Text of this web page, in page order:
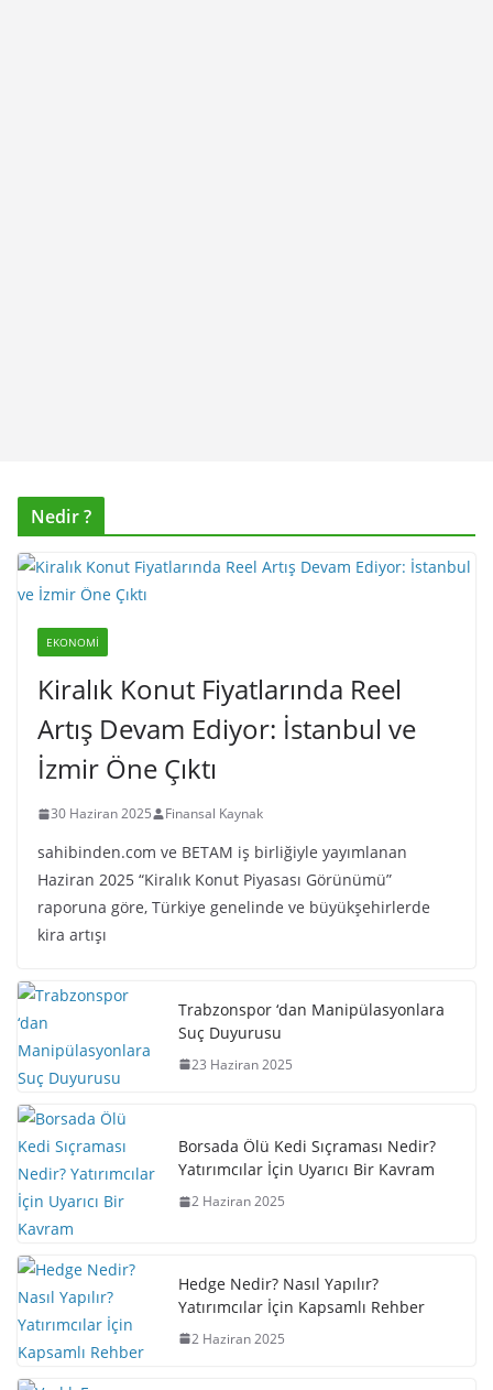
Nedir ?
EKONOMI
Kiralık Konut Fiyatlarında Reel
Artış Devam Ediyor: İstanbul ve
İzmir Öne Çıktı
30 Haziran 2025 Finansal Kaynak
sahibinden.com ve BETAM iş birliğiyle yayımlanan
Haziran 2025 “Kiralık Konut Piyasası Görünümü”
raporuna göre, Türkiye genelinde ve büyükşehirlerde
kira artışı
Trabzonspor ‘dan Manipülasyonlara
Suç Duyurusu
23 Haziran 2025
Borsada Ölü Kedi Sıçraması Nedir?
Yatırımcılar İçin Uyarıcı Bir Kavram
2 Haziran 2025
Hedge Nedir? Nasıl Yapılır?
Yatırımcılar İçin Kapsamlı Rehber
2 Haziran 2025